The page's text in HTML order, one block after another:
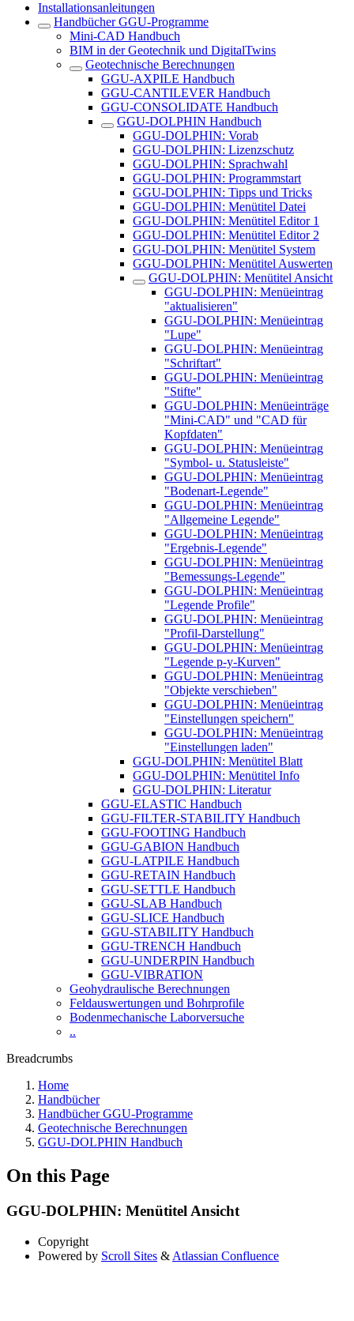
Installationsanleitungen
Handbücher GGU-Programme
Mini-CAD Handbuch
BIM in der Geotechnik und DigitalTwins
Geotechnische Berechnungen
GGU-AXPILE Handbuch
GGU-CANTILEVER Handbuch
GGU-CONSOLIDATE Handbuch
GGU-DOLPHIN Handbuch
GGU-DOLPHIN: Vorab
GGU-DOLPHIN: Lizenzschutz
GGU-DOLPHIN: Sprachwahl
GGU-DOLPHIN: Programmstart
GGU-DOLPHIN: Tipps und Tricks
GGU-DOLPHIN: Menütitel Datei
GGU-DOLPHIN: Menütitel Editor 1
GGU-DOLPHIN: Menütitel Editor 2
GGU-DOLPHIN: Menütitel System
GGU-DOLPHIN: Menütitel Auswerten
GGU-DOLPHIN: Menütitel Ansicht
GGU-DOLPHIN: Menüeintrag
"aktualisieren"
GGU-DOLPHIN: Menüeintrag
"Lupe"
GGU-DOLPHIN: Menüeintrag
"Schriftart"
GGU-DOLPHIN: Menüeintrag
"Stifte"
GGU-DOLPHIN: Menüeinträge
"Mini-CAD" und "CAD für
Kopfdaten"
GGU-DOLPHIN: Menüeintrag
"Symbol- u. Statusleiste"
GGU-DOLPHIN: Menüeintrag
"Bodenart-Legende"
GGU-DOLPHIN: Menüeintrag
"Allgemeine Legende"
GGU-DOLPHIN: Menüeintrag
"Ergebnis-Legende"
GGU-DOLPHIN: Menüeintrag
"Bemessungs-Legende"
GGU-DOLPHIN: Menüeintrag
"Legende Profile"
GGU-DOLPHIN: Menüeintrag
"Profil-Darstellung"
GGU-DOLPHIN: Menüeintrag
"Legende p-y-Kurven"
GGU-DOLPHIN: Menüeintrag
"Objekte verschieben"
GGU-DOLPHIN: Menüeintrag
"Einstellungen speichern"
GGU-DOLPHIN: Menüeintrag
"Einstellungen laden"
GGU-DOLPHIN: Menütitel Blatt
GGU-DOLPHIN: Menütitel Info
GGU-DOLPHIN: Literatur
GGU-ELASTIC Handbuch
GGU-FILTER-STABILITY Handbuch
GGU-FOOTING Handbuch
GGU-GABION Handbuch
GGU-LATPILE Handbuch
GGU-RETAIN Handbuch
GGU-SETTLE Handbuch
GGU-SLAB Handbuch
GGU-SLICE Handbuch
GGU-STABILITY Handbuch
GGU-TRENCH Handbuch
GGU-UNDERPIN Handbuch
GGU-VIBRATION
Geohydraulische Berechnungen
Feldauswertungen und Bohrprofile
Bodenmechanische Laborversuche
..
Breadcrumbs
Home
Handbücher
Handbücher GGU-Programme
Geotechnische Berechnungen
GGU-DOLPHIN Handbuch
On this Page
GGU-DOLPHIN: Menütitel Ansicht
Copyright
Powered by Scroll Sites & Atlassian Confluence